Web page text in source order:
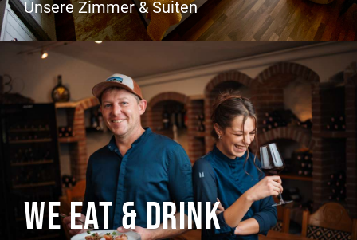
Unsere Zimmer & Suiten
WE EAT & DRINK